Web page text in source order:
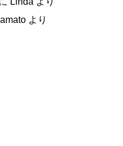
より